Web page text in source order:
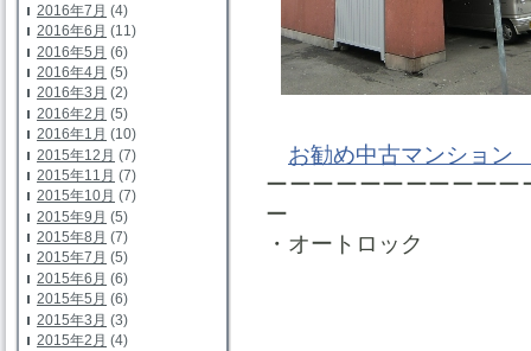
2016年7月 (4)
2016年6月 (11)
2016年5月 (6)
2016年4月 (5)
2016年3月 (2)
2016年2月 (5)
2016年1月 (10)
2015年12月 (7)
2015年11月 (7)
2015年10月 (7)
2015年9月 (5)
2015年8月 (7)
2015年7月 (5)
2015年6月 (6)
2015年5月 (6)
2015年3月 (3)
2015年2月 (4)
お勧め中古マンショ
ーーーーーーーーーー
ー
・オートロック